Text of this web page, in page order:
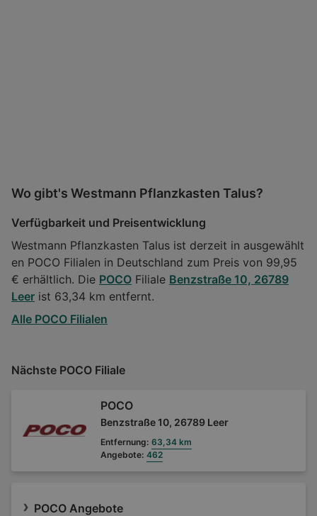
Wo gibt's Westmann Pflanzkasten Talus?
Verfügbarkeit und Preisentwicklung
Westmann Pflanzkasten Talus ist derzeit in ausgewählt
en POCO Filialen in Deutschland zum Preis von 99,95
€ erhältlich. Die POCO Filiale Benzstraße 10, 26789
Leer ist 63,34 km entfernt.
Alle POCO Filialen
Nächste POCO Filiale
POCO
Benzstraße 10, 26789 Leer
Entfernung: 63,34 km
Angebote: 462
POCO Angebote